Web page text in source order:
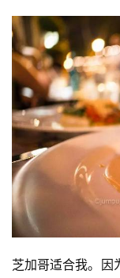
芝加哥适合我。因